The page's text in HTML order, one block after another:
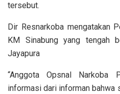
tersebut.
Dir Resnarkoba mengatakan
KM Sinabung yang tengah
Jayapura
“Anggota Opsnal Narkoba
informasi dari informan bahwa